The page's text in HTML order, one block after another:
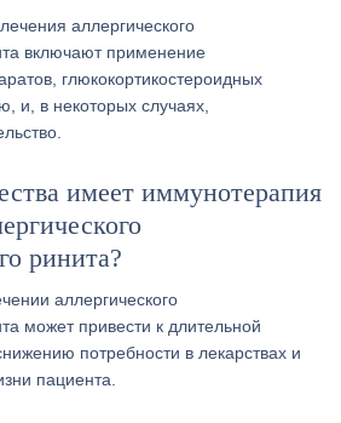
аллергического
включают применение
глюкокортикостероидных
и, в некоторых случаях,
имеет иммунотерапия
ринита?
аллергического
может привести к длительной
потребности в лекарствах и
пациента.